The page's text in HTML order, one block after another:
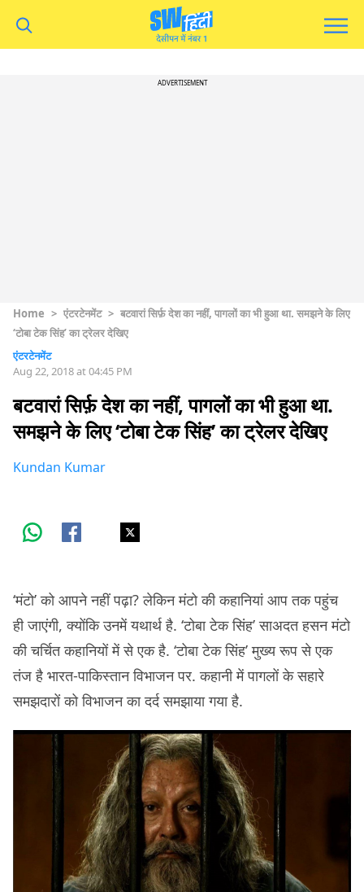
ADVERTISEMENT
Home > एंटरटेनमेंट > बटवारां सिर्फ़ देश का नहीं, पागलों का भी हुआ था. समझने के लिए
‘टोबा टेक सिंह’ का ट्रेलर देखिए
एंटरटेनमेंट
Aug 22, 2018 at 04:45 PM
बटवारां सिर्फ़ देश का नहीं, पागलों का भी हुआ था.
समझने के लिए ‘टोबा टेक सिंह’ का ट्रेलर देखिए
Kundan Kumar
‘मंटो’ को आपने नहीं पढ़ा? लेकिन मंटो की कहानियां आप तक पहुंच
ही जाएंगी, क्योंकि उनमें यथार्थ है. ‘टोबा टेक सिंह’ साअदत हसन मंटो
की चर्चित कहानियों में से एक है. ‘टोबा टेक सिंह’ मुख्य रूप से एक
तंज है भारत-पाकिस्तान विभाजन पर. कहानी में पागलों के सहारे
समझदारों को विभाजन का दर्द समझाया गया है.